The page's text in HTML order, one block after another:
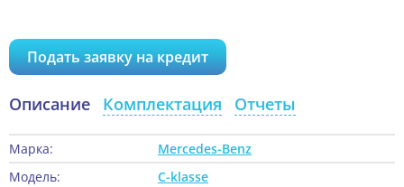
Подать заявку на кредит
Описание Комплектация Отчеты
Марка:
Mercedes-Benz
Модель:
C-klasse